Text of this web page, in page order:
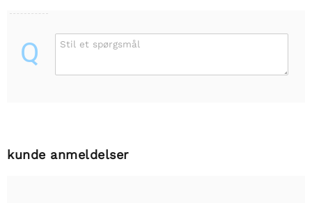
Q Stil et spørgsmål
kunde anmeldelser